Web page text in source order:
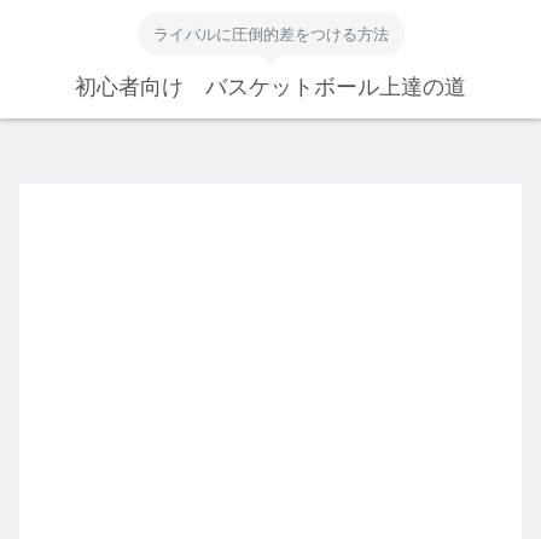
ライバルに圧倒的差をつける方法
初心者向け バスケットボール上達の道